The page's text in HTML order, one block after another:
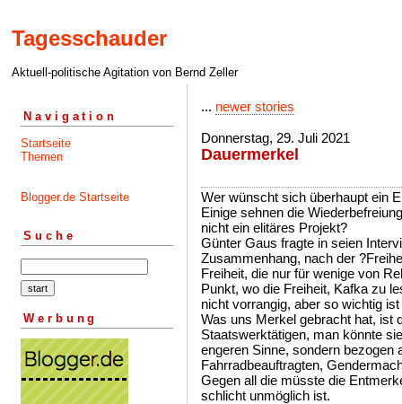
Tagesschauder
Aktuell-politische Agitation von Bernd Zeller
Navigation
Startseite
Themen
Blogger.de Startseite
Suche
Werbung
... newer stories
Donnerstag, 29. Juli 2021
Dauermerkel
Wer wünscht sich überhaupt ein
Einige sehnen die
nicht ein elitäres Projekt?
Günter Gaus fragte in seien
Zusammenhang, nach der
Freiheit, die nur für wenige von
Punkt, wo die Freiheit, Kafka zu
nicht vorrangig, aber so wichtig
Was uns Merkel gebracht hat, ist
Staatswerktätigen, man könnte
engeren Sinne, sondern bezogen
Fahrradbeauftragten,
Gegen all die müsste die
schlicht unmöglich ist.